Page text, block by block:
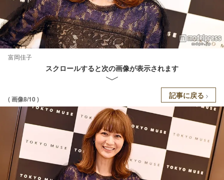
富岡佳子
スクロールすると次の画像が表示されます
( 画像8/10 ) 記事に戻る